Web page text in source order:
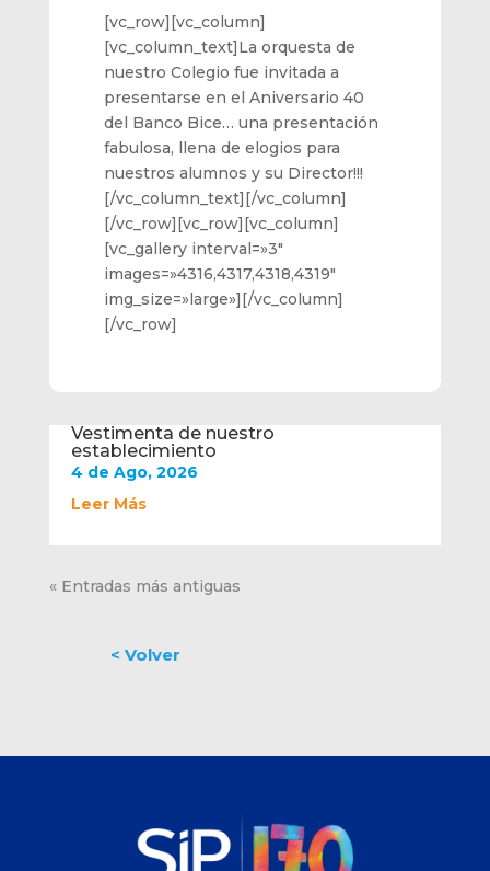
Vestimenta de nuestro
establecimiento
4 de Ago, 2026
Leer Más
« Entradas más antiguas
[vc_row][vc_column]
[vc_column_text]La orquesta de
nuestro Colegio fue invitada a
presentarse en el Aniversario 40
del Banco Bice… una presentación
fabulosa, llena de elogios para
nuestros alumnos y su Director!!!
[/vc_column_text][/vc_column]
[/vc_row][vc_row][vc_column]
[vc_gallery interval=»3″
images=»4316,4317,4318,4319″
img_size=»large»][/vc_column]
[/vc_row]